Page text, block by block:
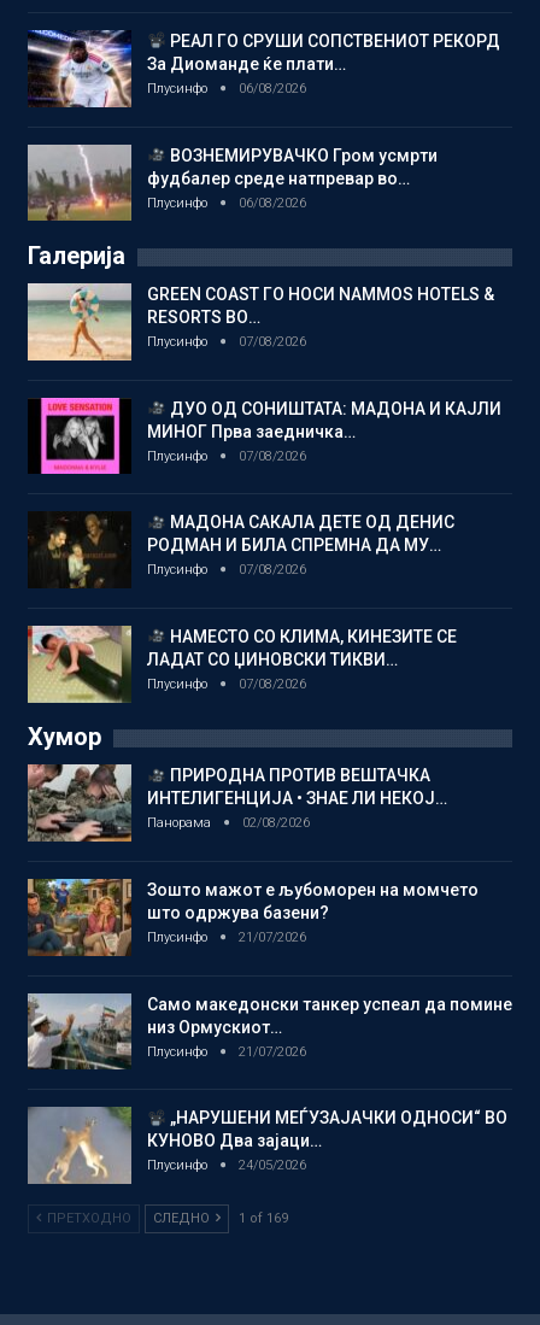
РЕАЛ ГО СРУШИ СОПСТВЕНИОТ РЕКОРД
За Диоманде ќе плати…
Плусинфо 06/08/2026
ВОЗНЕМИРУВАЧКО Гром усмрти
фудбалер среде натпревар во…
Плусинфо 06/08/2026
Галерија
GREEN COAST ГО НОСИ NAMMOS HOTELS &
RESORTS ВО…
Плусинфо 07/08/2026
ДУО ОД СОНИШТАТА: МАДОНА И КАЈЛИ
МИНОГ Прва заедничка…
Плусинфо 07/08/2026
МАДОНА САКАЛА ДЕТЕ ОД ДЕНИС
РОДМАН И БИЛА СПРЕМНА ДА МУ…
Плусинфо 07/08/2026
НАМЕСТО СО КЛИМА, КИНЕЗИТЕ СЕ
ЛАДАТ СО ЏИНОВСКИ ТИКВИ…
Плусинфо 07/08/2026
Хумор
ПРИРОДНА ПРОТИВ ВЕШТАЧКА
ИНТЕЛИГЕНЦИЈА • ЗНАЕ ЛИ НЕКОЈ…
Панорама 02/08/2026
Зошто мажот е љубоморен на момчето
што одржува базени?
Плусинфо 21/07/2026
Само македонски танкер успеал да помине
низ Ормускиот…
Плусинфо 21/07/2026
„НАРУШЕНИ МЕЃУЗАЈАЧКИ ОДНОСИ“ ВО
КУНОВО Два зајаци…
Плусинфо 24/05/2026
ПРЕТХОДНО СЛЕДНО 1 of 169